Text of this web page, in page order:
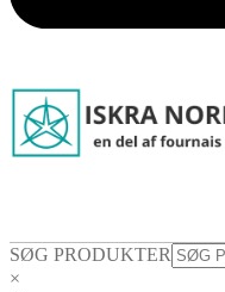
SØG PRODUKTER
×